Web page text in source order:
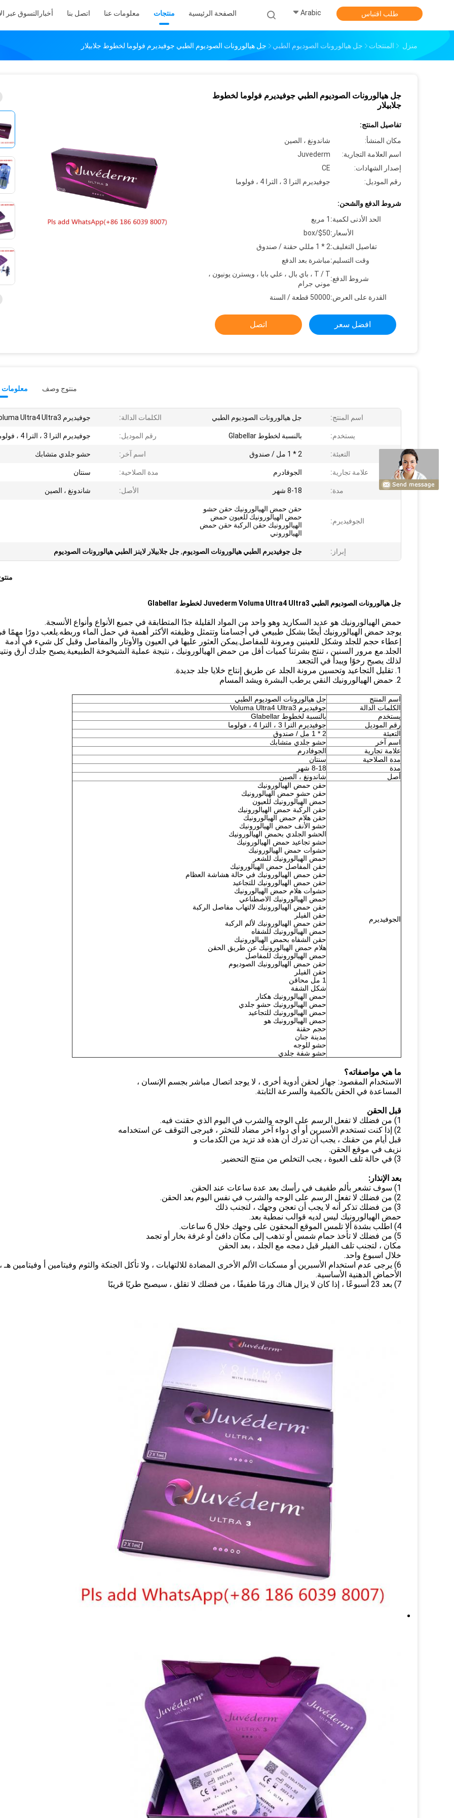
الصفحة الرئيسية منتجات معلومات عنا اتصل بنا أخبار التسوق عبر Arabic طلب اقتباس
منزل المنتجات جل هيالورونات الصوديوم الطبي جل هيالورونات الصوديوم الطبي جوفيديرم فولوما لخطوط جلابيلار
جل هيالورونات الصوديوم الطبي جوفيديرم فولوما لخطوط
جلابيلار
تفاصيل المنتج:
مكان المنشأ:
شاندونغ ، الصين
اسم العلامة التجارية:
Juvederm
إصدار الشهادات:
CE
رقم الموديل:
جوفيديرم الترا 3 ، الترا 4 ، فولوما
شروط الدفع والشحن:
الحد الأدنى لكمية: 1 مربع
الأسعار:$50/box
تفاصيل التغليف:2 * 1 مللي حقنة / صندوق
وقت التسليم:مباشرة بعد الدفع
شروط الدفع:
T / T ، باي بال ، علي بابا ، ويسترن يونيون ،
موني جرام
القدرة على العرض:50000 قطعة / السنة
افضل سعر اتصل
معلومات منتوج وصف
اسم المنتج: جل هيالورونات الصوديوم الطبي الكلمات الدالة: جوفيديرم Voluma Ultra4 Ultra3
يستخدم: بالنسبة لخطوط Glabellar رقم الموديل: جوفيديرم الترا 3 ، الترا 4 ، فولوما
التعبئة: 2 * 1 مل / صندوق اسم آخر: حشو جلدي متشابك
علامة تجارية: الجوفادرم مدة الصلاحية: سنتان
مدة: 8-18 شهر الأصل: شاندونغ ، الصين
الجوفيديرم:
حقن حمض الهيالورونيك حقن حشو
حمض الهيالورونيك للعيون حمض
الهيالورونيك حقن الركبة حقن حمض
الهيالوروني
إبراز: جل جوفيديرم الطبي هيالورونات الصوديوم,جل جلابيلار لاينز الطبي هيالورونات الصوديوم
جل هيالورونات الصوديوم الطبي Juvederm Voluma Ultra4 Ultra3 لخطوط Glabellar
حمض الهيالورونيك هو عديد السكاريد وهو واحد من المواد القليلة جدًا المتطابقة في جميع الأنواع وأنواع الأنسجة.
يوجد حمض الهيالورونيك أيضًا بشكل طبيعي في أجسامنا وتتمثل وظيفته الأكثر أهمية في حمل الماء وربطه.يلعب دورًا مهمًا
إعطاء حجم للجلد وشكل للعينين ومرونة للمفاصل.يمكن العثور عليها في العيون والأوتار والمفاصل وقبل كل شيء في أدمة
الجلد.مع مرور السنين ، تنتج بشرتنا كميات أقل من حمض الهيالورونيك ، نتيجة عملية الشيخوخة الطبيعية.يصبح جلدك أرق
لذلك يصبح رخوًا ويبدأ في التجعد.
1. تقليل التجاعيد وتحسين مرونة الجلد عن طريق إنتاج خلايا جلد جديدة.
2. حمض الهيالورونيك النقي يرطب البشرة ويشد المسام
اسم المنتج
جل هيالورونات الصوديوم الطبي
الكلمات الدالة
جوفيديرم Voluma Ultra4 Ultra3
يستخدم
بالنسبة لخطوط Glabellar
رقم الموديل
جوفيديرم الترا 3 ، الترا 4 ، فولوما
التعبئة
2 * 1 مل / صندوق
اسم آخر
حشو جلدي متشابك
علامة تجارية
الجوفادرم
مدة الصلاحية
سنتان
مدة
8-18 شهر
أصل
شاندونغ ، الصين
الجوفيديرم
حقن حمض الهيالورونيك
حقن حشو حمض الهيالورونيك
حمض الهيالورونيك للعيون
حقن الركبة حمض الهيالورونيك
حقن هلام حمض الهيالورونيك
حشو الأنف حمض الهيالورونيك
الحشو الجلدي بحمض الهيالورونيك
حشو تجاعيد حمض الهيالورونيك
حشوات حمض الهيالورونيك
حمض الهيالورونيك للشعر
حقن المفاصل حمض الهيالورونيك
حقن حمض الهيالورونيك في حالة هشاشة العظام
حقن حمض الهيالورونيك للتجاعيد
حشوات هلام حمض الهيالورونيك
حمض الهيالورونيك الاصطناعي
حقن حمض الهيالورونيك لالتهاب مفاصل الركبة
حقن الفيلر
حقن حمض الهيالورونيك لألم الركبة
حمض الهيالورونيك للشفاه
حقن الشفاه بحمض الهيالورونيك
هلام حمض الهيالورونيك عن طريق الحقن
حمض الهيالورونيك للمفاصل
حقن حمض الهيالورونيك الصوديوم
حقن الفيلر
1 مل محاقن
شكل الشفة
حمض الهيالورونيك هكتار
حمض الهيالورونيك حشو جلدي
حمض الهيالورونيك للتجاعيد
حمض الهيالورونيك هو
حجم حقنة
مدينة جنان
حشو للوجه
حشو شفة جلدي
ما هي مواصفاته؟
الاستخدام المقصود: جهاز لحقن أدوية أخرى ، لا يوجد اتصال مباشر بجسم الإنسان ،
المساعدة في الحقن بالكمية والسرعة الثابتة.
قبل الحقن
1) من فضلك لا تفعل الرسم على الوجه والشرب في اليوم الذي حقنت فيه.
2) إذا كنت تستخدم الأسبرين أو أي دواء آخر مضاد للتخثر ، فيرجى التوقف عن استخدامه
قبل أيام من حقنك ، يجب أن تدرك أن هذه قد تزيد من الكدمات و
نزيف في موقع الحقن.
3) في حالة تلف العبوة ، يجب التخلص من منتج التحضير.
بعد الإنذار:
1) سوف تشعر بألم طفيف في رأسك بعد عدة ساعات عند الحقن.
2) من فضلك لا تفعل الرسم على الوجه والشرب في نفس اليوم بعد الحقن.
3) من فضلك تذكر أنه لا يجب أن تعجن وجهك ، لتجنب ذلك
حمض الهيالورونيك ليس لديه قوالب نمطية بعد.
4) اطلب بشدة ألا تلمس الموقع المحقون على وجهك خلال 6 ساعات.
5) من فضلك لا تأخذ حمام شمس أو تذهب إلى مكان دافئ أو غرفة بخار أو تجمد
مكان ، لتجنب تلف الفيلر قبل دمجه مع الجلد ، بعد الحقن
خلال اسبوع واحد.
6) يرجى عدم استخدام الأسبرين أو مسكنات الألم الأخرى المضادة للالتهابات ، ولا تأكل الجنكة والثوم وفيتامين أ وفيتامين هـ ،
الأحماض الدهنية الأساسية.
7) بعد 23 أسبوعًا ، إذا كان لا يزال هناك ورمًا طفيفًا ، من فضلك لا تقلق ، سيصبح طريًا قريبًا